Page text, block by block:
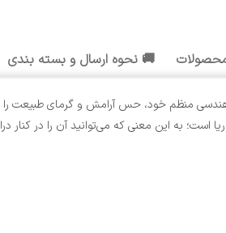
🚚 نحوه ارسال و بسته بندی
منظم خود، حس آرامش و گرمای طبیعت را
است؛ به این معنی که می‌توانید آن را در کنار